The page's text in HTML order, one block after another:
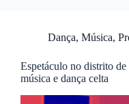
Dança, Música,
Espetáculo no distrito de
música e dança celta